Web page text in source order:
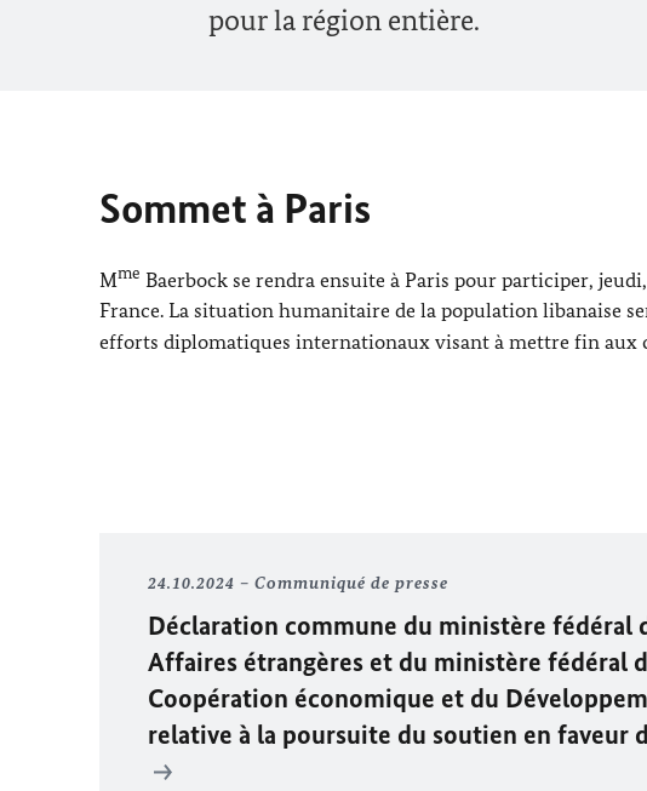
pour la région entière.
Sommet à Paris
Mme Baerbock se rendra ensuite à Paris pour participer,
France. La situation humanitaire de la population libanaise
efforts diplomatiques internationaux visant à mettre fin aux
24.10.2024 Communiqué de presse
Déclaration commune du ministère fédéral
Affaires étrangères et du ministère fédéral
Coopération économique et du
relative à la poursuite du soutien en faveur